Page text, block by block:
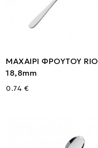
ΜΑΧΑΙΡΙ ΦΡΟΥΤΟΥ RIO
18,8mm
0.74 €